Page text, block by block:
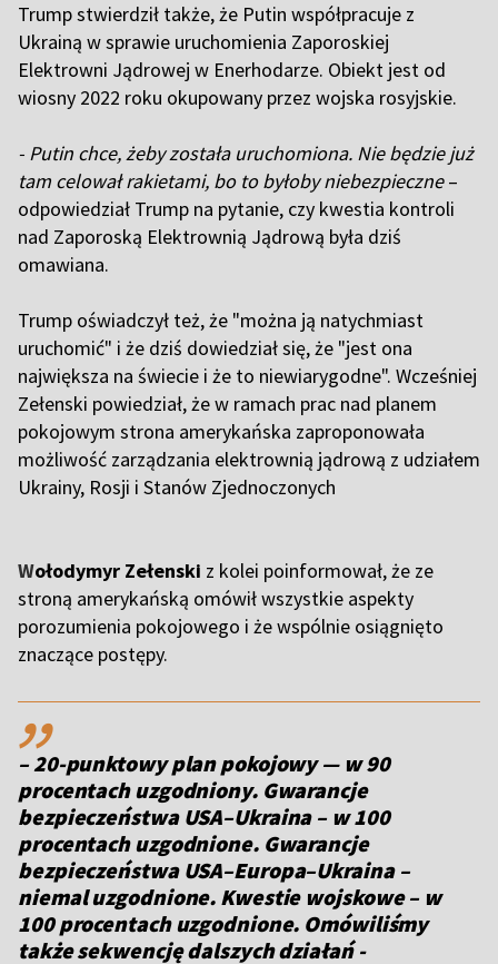
Trump stwierdził także, że Putin współpracuje z
Ukrainą w sprawie uruchomienia Zaporoskiej
Elektrowni Jądrowej w Enerhodarze. Obiekt jest od
wiosny 2022 roku okupowany przez wojska rosyjskie.
- Putin chce, żeby została uruchomiona. Nie będzie już
tam celował rakietami, bo to byłoby niebezpieczne–
odpowiedział Trump na pytanie, czy kwestia kontroli
nad Zaporoską Elektrownią Jądrową była dziś
omawiana.
Trump oświadczył też, że "można ją natychmiast
uruchomić" i że dziś dowiedział się, że "jest ona
największa na świecie i że to niewiarygodne". Wcześniej
Zełenski powiedział, że w ramach prac nad planem
pokojowym strona amerykańska zaproponowała
możliwość zarządzania elektrownią jądrową z udziałem
Ukrainy, Rosji i Stanów Zjednoczonych
Wołodymyr Zełenski z kolei poinformował, że ze
stroną amerykańską omówił wszystkie aspekty
porozumienia pokojowego i że wspólnie osiągnięto
znaczące postępy.
,,
– 20-punktowy plan pokojowy — w 90
procentach uzgodniony. Gwarancje
bezpieczeństwa USA–Ukraina – w 100
procentach uzgodnione. Gwarancje
bezpieczeństwa USA–Europa–Ukraina –
niemal uzgodnione. Kwestie wojskowe – w
100 procentach uzgodnione. Omówiliśmy
także sekwencję dalszych działań -